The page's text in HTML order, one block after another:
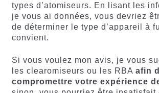
types d’atomiseurs. En lisant les
je vous ai données, vous devriez
de déterminer le type d’appareil à
convient.
Si vous voulez mon avis, je vous
les clearomiseurs ou les RBA afin
compromettre votre expérience